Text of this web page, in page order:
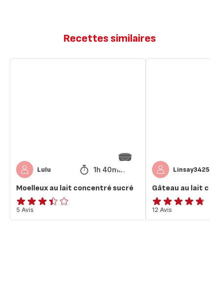
Recettes similaires
Lulu 1h 40min
Moelleux au lait concentré sucré
ratings.3.4
5 Avis
Linsay3425
Gâteau au lait
ratings.4.7
12 Avis